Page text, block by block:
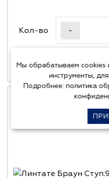
Кол-во -
В корзину
Мы обрабатываем cookies
инструменты,
Подробнее: политика